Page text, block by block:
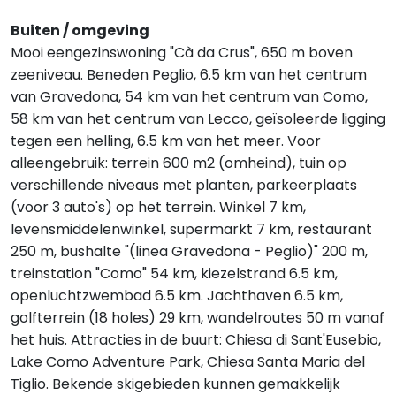
Buiten / omgeving
Mooi eengezinswoning "Cà da Crus", 650 m boven
zeeniveau. Beneden Peglio, 6.5 km van het centrum
van Gravedona, 54 km van het centrum van Como,
58 km van het centrum van Lecco, geïsoleerde ligging
tegen een helling, 6.5 km van het meer. Voor
alleengebruik: terrein 600 m2 (omheind), tuin op
verschillende niveaus met planten, parkeerplaats
(voor 3 auto's) op het terrein. Winkel 7 km,
levensmiddelenwinkel, supermarkt 7 km, restaurant
250 m, bushalte "(linea Gravedona - Peglio)" 200 m,
treinstation "Como" 54 km, kiezelstrand 6.5 km,
openluchtzwembad 6.5 km. Jachthaven 6.5 km,
golfterrein (18 holes) 29 km, wandelroutes 50 m vanaf
het huis. Attracties in de buurt: Chiesa di Sant'Eusebio,
Lake Como Adventure Park, Chiesa Santa Maria del
Tiglio. Bekende skigebieden kunnen gemakkelijk